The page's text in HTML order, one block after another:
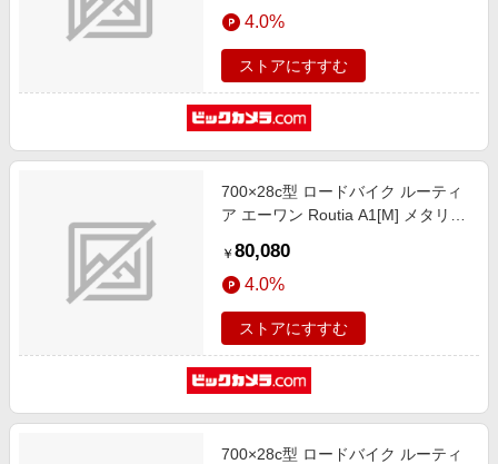
4.0%
ストアにすすむ
700×28c型 ロードバイク ルーティ
ア エーワン Routia A1[M] メタリッ
RA465A [14段変速（2×7）]
￥ 80,080
4.0%
ストアにすすむ
700×28c型 ロードバイク ルーティ